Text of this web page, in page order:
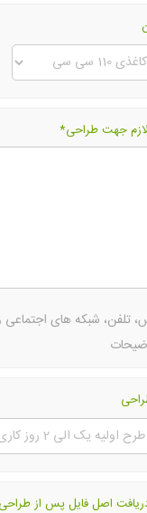
جهت طراحی*
تلفن، شبکه های
اصل فایل پس از